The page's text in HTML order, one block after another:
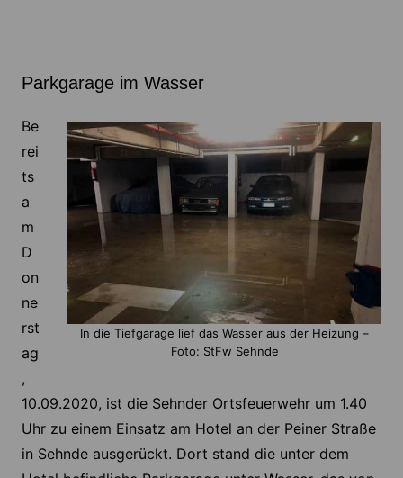
Parkgarage im Wasser
In die Tiefgarage lief das Wasser aus der Heizung –
Foto: StFw Sehnde
Be
rei
ts
a
m
D
on
ne
rst
ag
,
10.09.2020, ist die Sehnder Ortsfeuerwehr um 1.40
Uhr zu einem Einsatz am Hotel an der Peiner Straße
in Sehnde ausgerückt. Dort stand die unter dem